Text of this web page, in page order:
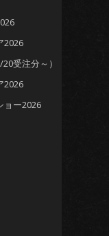
2026
受注分～）
2026
ョー2026